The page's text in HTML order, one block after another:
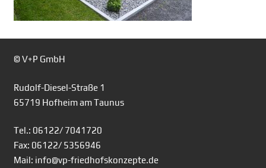
© V+P GmbH
Rudolf-Diesel-Straße 1
65719 Hofheim am Taunus
Tel.: 06122/ 7041720
Fax: 06122/ 5356946
Mail: info@vp-friedhofskonzepte.de